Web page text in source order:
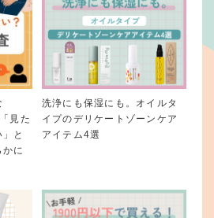
見た
と
に
洗浄にも保湿にも。オイルタ
イプのデリケートゾーンケア
アイテム4選